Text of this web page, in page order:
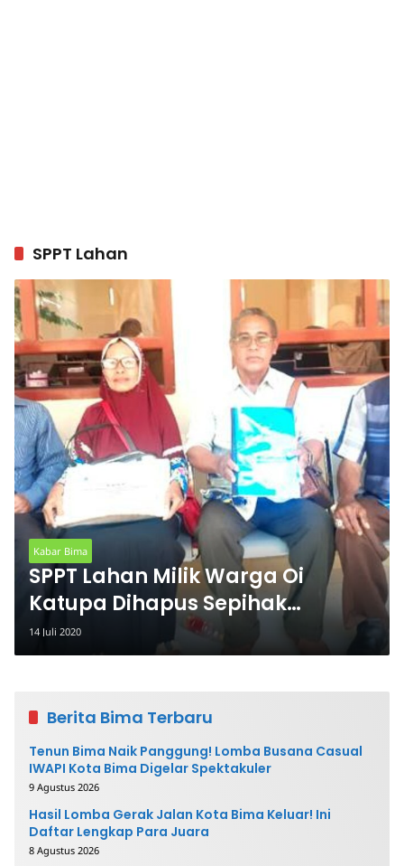
SPPT Lahan
Kabar Bima
SPPT Lahan Milik Warga Oi
Katupa Dihapus Sepihak
Pemerintah
14 Juli 2020
Berita Bima Terbaru
Tenun Bima Naik Panggung! Lomba Busana Casual
IWAPI Kota Bima Digelar Spektakuler
9 Agustus 2026
Hasil Lomba Gerak Jalan Kota Bima Keluar! Ini
Daftar Lengkap Para Juara
8 Agustus 2026